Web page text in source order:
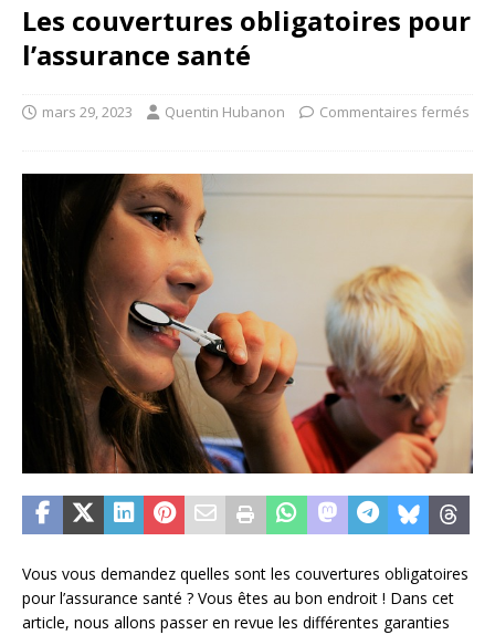
Les couvertures obligatoires pour
l’assurance santé
mars 29, 2023 Quentin Hubanon Commentaires fermés
Vous vous demandez quelles sont les couvertures obligatoires
pour l’assurance santé ? Vous êtes au bon endroit ! Dans cet
article, nous allons passer en revue les différentes garanties